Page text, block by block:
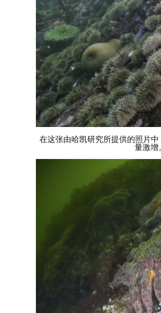
在这张由哈凯研究所提供的照片
量激